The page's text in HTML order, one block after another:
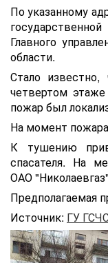
По указанному
Главного
области.
Стало
четвертом
пожар был
На момент
К тушению
спасателя. На
ОАО
Предполагаемая
Источник: ГУ